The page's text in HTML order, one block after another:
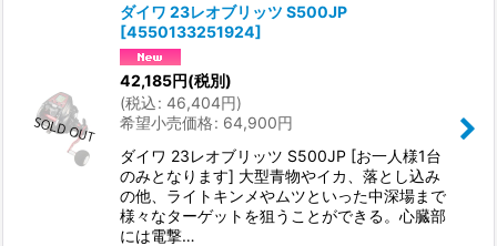
ダイワ 23レオブリッツ S500JP
[4550133251924]
42,185円(税別)
(税込: 46,404円)
希望小売価格: 64,900円
ダイワ 23レオブリッツ S500JP [お一人様1台
のみとなります] 大型青物やイカ、落とし込み
の他、ライトキンメやムツといった中深場まで
様々なターゲットを狙うことができる。心臓部
には電撃…